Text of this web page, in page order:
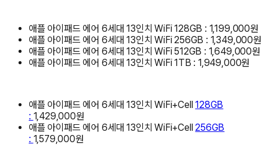
애플 아이패드 에어 6세대 13인치 WiFi 128GB : 1,199,000원
애플 아이패드 에어 6세대 13인치 WiFi 256GB : 1,349,000원
애플 아이패드 에어 6세대 13인치 WiFi 512GB : 1,649,000원
애플 아이패드 에어 6세대 13인치 WiFi 1TB : 1,949,000원
애플 아이패드 에어 6세대 13인치 WiFi+Cell128GB
: 1,429,000원
애플 아이패드 에어 6세대 13인치 WiFi+Cell256GB
: 1,579,000원